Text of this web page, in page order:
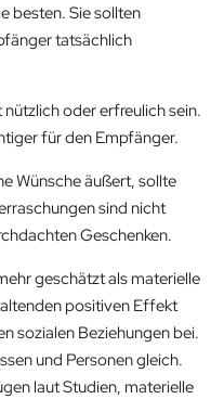
besten. Sie sollten
tatsächlich
oder erfreulich sein.
für den Empfänger.
Wünsche äußert, sollte
sind nicht
Geschenken.
geschätzt als materielle
positiven Effekt
sozialen Beziehungen bei.
und Personen gleich.
laut Studien, materielle